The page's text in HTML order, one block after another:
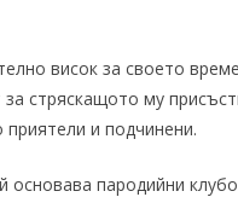
висок за своето
стряскащото му
приятели и подчинени.
основава пародийни